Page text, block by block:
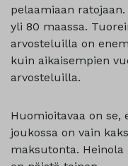
pelaamiaan
yli 80 maassa.
arvosteluilla on
kuin aikaisempien
arvosteluilla.
Huomioitavaa on se,
joukossa on vain
maksutonta. Heinola